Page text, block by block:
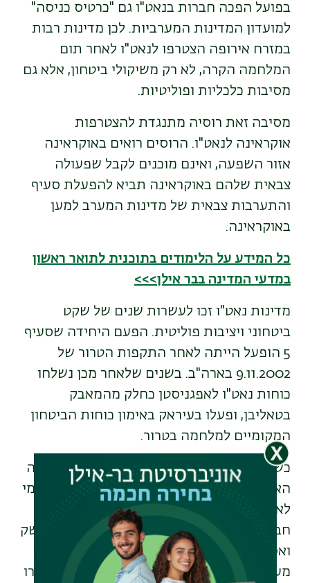
בפועל הפכה חברות בנאט"ו גם "כרטיס כניסה"
למועדון המדינות המערביות. לכן מדינות רבות
במזרח אירופה הצטרפו לנאט"ו לאחר תום
המלחמה הקרה, לא רק משיקולי ביטחון, אלא גם
מסיבות כלכליות ופוליטיות.
מסיבה זאת רוסיה מתנגדת להצטרפות
אוקראינה לנאט"ו. הרוסים רואים באוקראינה
אזור השפעה, ואינם מוכנים לקבל שפעולה
צבאית שלהם באוקראינה תביא להפעלת סעיף
והתערבות צבאית של מדינות המערב למען
באוקראינה.
כל המידע על הלימודים בתוכנית לתואר ראשון
במדעי המדינה בבר אילן>>>
מדינות נאט"ו זכו לעשרות שנים של שקט
ביטחוני ויציבות פוליטית. הפעם היחידה שסעיף
5 הופעל הייתה לאחר התקפות הטרור של
9.11.2002 בארה"ב. בשנים שלאחר מכן נשלחו
כוחות נאט"ו לאפגניסטן כחלק מהמאבק
בטאליבן, ופעלו בעיראק באימון כוחות הביטחון
המקומיים למלחמה בטרור.
כשצבא רוסיה פלש לאוקראינה, נשאלה השאלה
האם נאט"ו תחוש לעזרת אוקראינה. באופן רשמי
לא הופעל סעיף 5 מכיוון שאוקראינה איננה
חברה בנאט"ו. אולם מאחורי הקלעים נשלחו נשק
ואספקה לכוחות האוקראינים, תוך זהירות
מעימות חזיתי מול הרוסים. הרוסים מצדם נזהרו